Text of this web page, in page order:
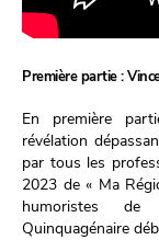
Première partie :
En première
révélation
par tous les
2023 de « Ma
humoristes de
Quinquagénaire